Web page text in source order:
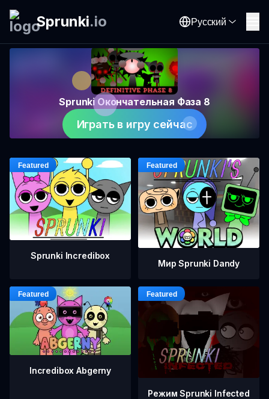
Sprunki.io Русский
Sprunki Окончательная Фаза 8
Играть в игру сейчас
Sprunki Incredibox
Мир Sprunki Dandy
Incredibox Abgerny
Режим Sprunki Infected